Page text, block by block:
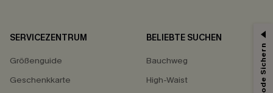
SERVICEZENTRUM
Größenguide
Geschenkkarte
BELIEBTE SUCHEN
Bauchweg
High-Waist
15% ERHALTEN
15% ohne MBW für E-Mail-Abonnenten.
*Ein Code pro Bestellung. Jeder Code ist einmal gültig.